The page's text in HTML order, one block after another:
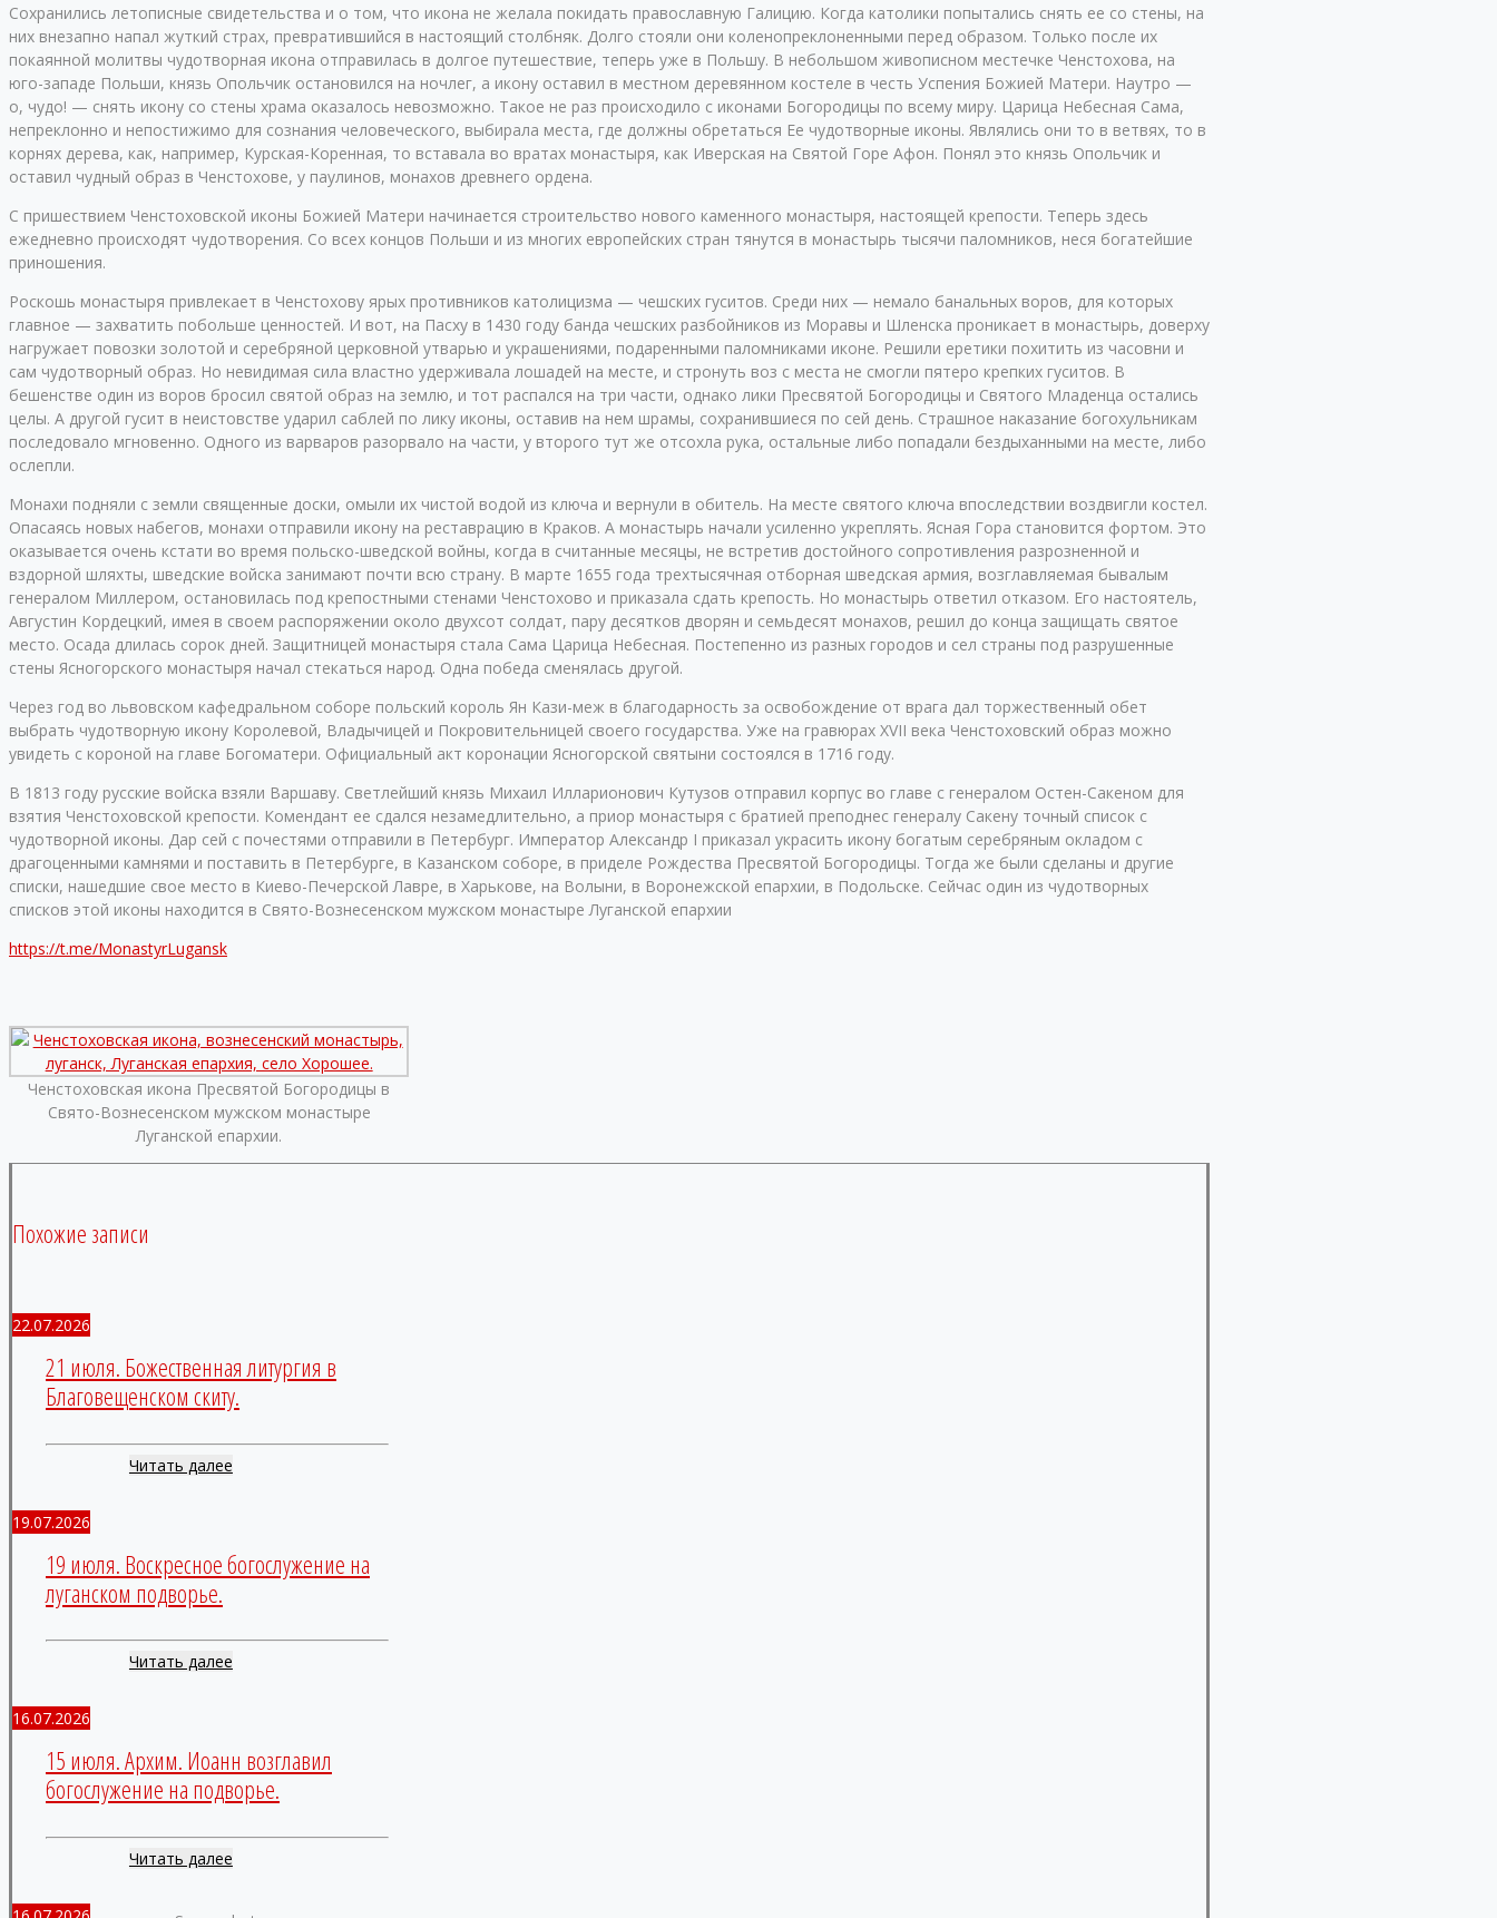
Сохранились летописные свидетельства и о том, что икона не желала покидать православную Галицию. Когда католики попытались снять ее со стены, на
них внезапно напал жуткий страх, превратившийся в настоящий столбняк. Долго стояли они коленопреклоненными перед образом. Только после их
покаянной молитвы чудотворная икона отправилась в долгое путешествие, теперь уже в Польшу. В небольшом живописном местечке Ченстохова, на
юго-западе Польши, князь Опольчик остановился на ночлег, а икону оставил в местном деревянном костеле в честь Успения Божией Матери. Наутро —
о, чудо! — снять икону со стены храма оказалось невозможно. Такое не раз происходило с иконами Богородицы по всему миру. Царица Небесная Сама,
непреклонно и непостижимо для сознания человеческого, выбирала места, где должны обретаться Ее чудотворные иконы. Являлись они то в ветвях, то в
корнях дерева, как, например, Курская-Коренная, то вставала во вратах монастыря, как Иверская на Святой Горе Афон. Понял это князь Опольчик и
оставил чудный образ в Ченстохове, у паулинов, монахов древнего ордена.
С пришествием Ченстоховской иконы Божией Матери начинается строительство нового каменного монастыря, настоящей крепости. Теперь здесь
ежедневно происходят чудотворения. Со всех концов Польши и из многих европейских стран тянутся в монастырь тысячи паломников, неся богатейшие
приношения.
Роскошь монастыря привлекает в Ченстохову ярых противников католицизма — чешских гуситов. Среди них — немало банальных воров, для которых
главное — захватить побольше ценностей. И вот, на Пасху в 1430 году банда чешских разбойников из Моравы и Шленска проникает в монастырь, доверху
нагружает повозки золотой и серебряной церковной утварью и украшениями, подаренными паломниками иконе. Решили еретики похитить из часовни и
сам чудотворный образ. Но невидимая сила властно удерживала лошадей на месте, и стронуть воз с места не смогли пятеро крепких гуситов. В
бешенстве один из воров бросил святой образ на землю, и тот распался на три части, однако лики Пресвятой Богородицы и Святого Младенца остались
целы. А другой гусит в неистовстве ударил саблей по лику иконы, оставив на нем шрамы, сохранившиеся по сей день. Страшное наказание богохульникам
последовало мгновенно. Одного из варваров разорвало на части, у второго тут же отсохла рука, остальные либо попадали бездыханными на месте, либо
ослепли.
Монахи подняли с земли священные доски, омыли их чистой водой из ключа и вернули в обитель. На месте святого ключа впоследствии воздвигли костел.
Опасаясь новых набегов, монахи отправили икону на реставрацию в Краков. А монастырь начали усиленно укреплять. Ясная Гора становится фортом. Это
оказывается очень кстати во время польско-шведской войны, когда в считанные месяцы, не встретив достойного сопротивления разрозненной и
вздорной шляхты, шведские войска занимают почти всю страну. В марте 1655 года трехтысячная отборная шведская армия, возглавляемая бывалым
генералом Миллером, остановилась под крепостными стенами Ченстохово и приказала сдать крепость. Но монастырь ответил отказом. Его настоятель,
Августин Кордецкий, имея в своем распоряжении около двухсот солдат, пару десятков дворян и семьдесят монахов, решил до конца защищать святое
место. Осада длилась сорок дней. Защитницей монастыря стала Сама Царица Небесная. Постепенно из разных городов и сел страны под разрушенные
стены Ясногорского монастыря начал стекаться народ. Одна победа сменялась другой.
Через год во львовском кафедральном соборе польский король Ян Кази-меж в благодарность за освобождение от врага дал торжественный обет
выбрать чудотворную икону Королевой, Владычицей и Покровительницей своего государства. Уже на гравюрах XVII века Ченстоховский образ можно
увидеть с короной на главе Богоматери. Официальный акт коронации Ясногорской святыни состоялся в 1716 году.
В 1813 году русские войска взяли Варшаву. Светлейший князь Михаил Илларионович Кутузов отправил корпус во главе с генералом Остен-Сакеном для
взятия Ченстоховской крепости. Комендант ее сдался незамедлительно, а приор монастыря с братией преподнес генералу Сакену точный список с
чудотворной иконы. Дар сей с почестями отправили в Петербург. Император Александр I приказал украсить икону богатым серебряным окладом с
драгоценными камнями и поставить в Петербурге, в Казанском соборе, в приделе Рождества Пресвятой Богородицы. Тогда же были сделаны и другие
списки, нашедшие свое место в Киево-Печерской Лавре, в Харькове, на Волыни, в Воронежской епархии, в Подольске. Сейчас один из чудотворных
списков этой иконы находится в Свято-Вознесенском мужском монастыре Луганской епархии
https://t.me/MonastyrLugansk
Ченстоховская икона Пресвятой Богородицы в
Свято-Вознесенском мужском монастыре
Луганской епархии.
Похожие записи
22.07.2026
21 июля. Божественная литургия в
Благовещенском скиту.
Читать далее
19.07.2026
19 июля. Воскресное богослужение на
луганском подворье.
Читать далее
16.07.2026
15 июля. Архим. Иоанн возглавил
богослужение на подворье.
Читать далее